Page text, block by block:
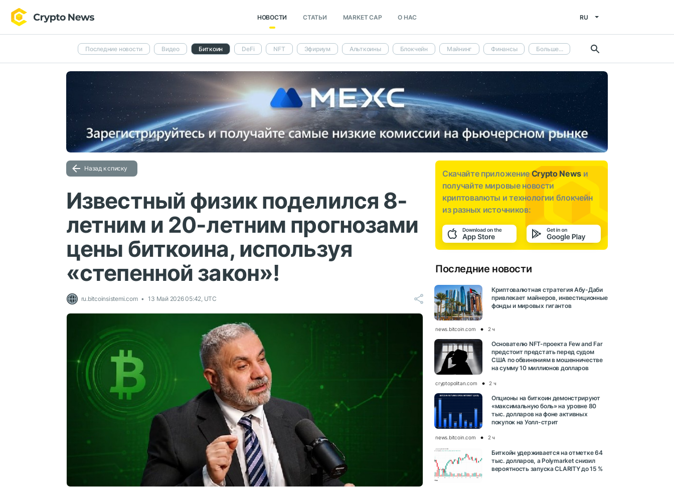
НОВОСТИ СТАТЬИ MARKET CAP О НАС RU
Последние новости Видео Биткоин DeFi NFT Эфириум Альткоины Блокчейн Майнинг Финансы Больше...
Назад к списку
Известный физик поделился 8-
летним и 20-летним прогнозами
цены биткоина, используя
«степенной закон»!
ru.bitcoinsistemi.com 13 Май 2026 05:42, UTC
Скачайте приложениеCrypto News и
получайте мировые новости
криптовалюты и технологии блокчейн
из разных источников:
Последние новости
Криптовалютная стратегия Абу-Даби
привлекает майнеров, инвестиционные
фонды и мировых гигантов
news.bitcoin.com 2 ч
Основателю NFT-проекта Few and Far
предстоит предстать перед судом
США по обвинениям в мошенничестве
на сумму 10 миллионов долларов
cryptopolitan.com 2 ч
Опционы на биткоин демонстрируют
«максимальную боль» на уровне 80
тыс. долларов на фоне активных
покупок на Уолл-стрит
news.bitcoin.com 2 ч
Биткойн удерживается на отметке 64
тыс. долларов, а Polymarket снизил
вероятность запуска CLARITY до 15 %